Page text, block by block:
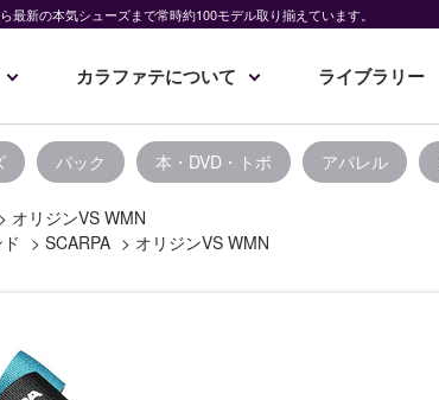
新の本気シューズまで常時約100モデル取り揃えています。
カラファテについて ライブラリー
パック 本・DVD・トポ アパレル
> オリジンVS WMN
> SCARPA > オリジンVS WMN